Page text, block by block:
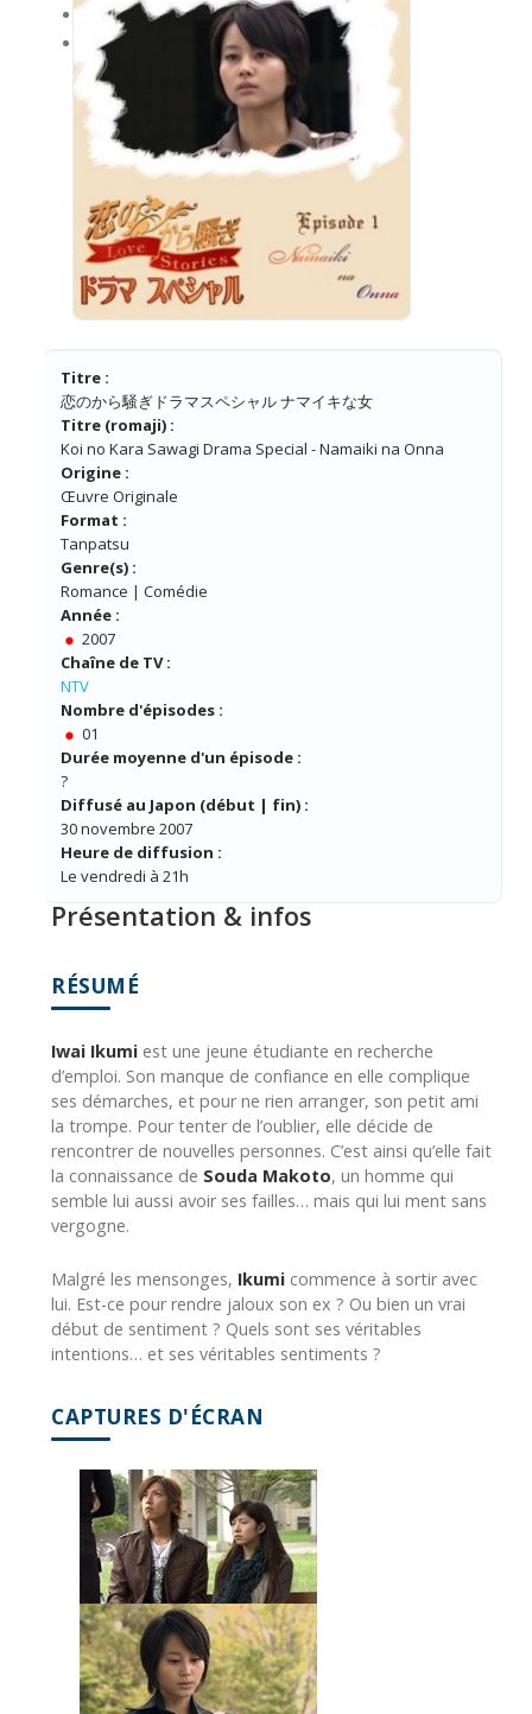
Titre :
恋のから騒ぎドラマスペシャル ナマイキな女
Titre (romaji) :
Koi no Kara Sawagi Drama Special - Namaiki na Onna
Origine :
Œuvre Originale
Format :
Tanpatsu
Genre(s) :
Romance | Comédie
Année :
2007
Chaîne de TV :
NTV
Nombre d'épisodes :
01
Durée moyenne d'un épisode :
?
Diffusé au Japon (début | fin) :
30 novembre 2007
Heure de diffusion :
Le vendredi à 21h
Présentation & infos
RÉSUMÉ
Iwai Ikumi est une jeune étudiante en recherche
d’emploi. Son manque de confiance en elle complique
ses démarches, et pour ne rien arranger, son petit ami
la trompe. Pour tenter de l’oublier, elle décide de
rencontrer de nouvelles personnes. C’est ainsi qu’elle fait
la connaissance de Souda Makoto, un homme qui
semble lui aussi avoir ses failles… mais qui lui ment sans
vergogne.
Malgré les mensonges, Ikumi commence à sortir avec
lui. Est-ce pour rendre jaloux son ex ? Ou bien un vrai
début de sentiment ? Quels sont ses véritables
intentions… et ses véritables sentiments ?
CAPTURES D'ÉCRAN